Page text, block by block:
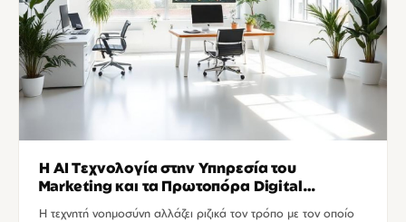
Η AI Τεχνολογία στην Υπηρεσία του
Marketing και τα Πρωτοπόρα Digital
Agencies
Η τεχνητή νοημοσύνη αλλάζει ριζικά τον τρόπο με τον οποίο